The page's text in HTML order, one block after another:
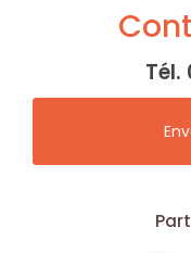
Tél.